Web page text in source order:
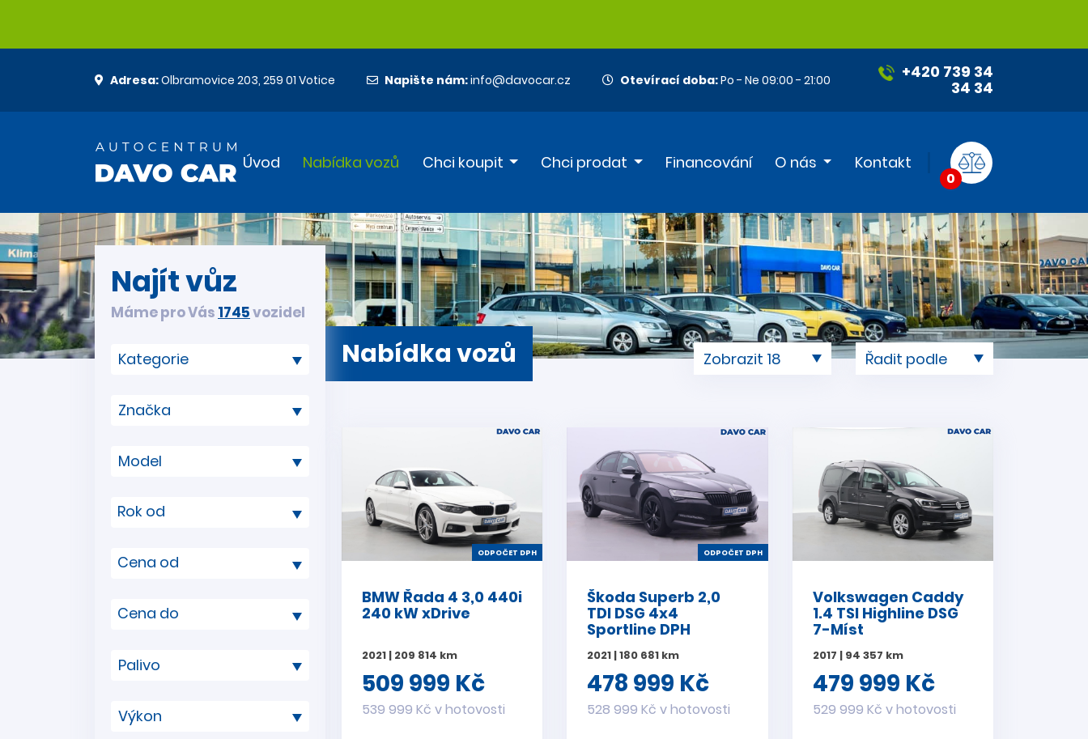
Adresa:Olbramovice 203, 259 01 Votice Napište nám:info@davocar.cz Otevírací doba:Po - Ne 09:00 - 21:00 +420 739 34
34 34
Úvod Nabídka vozů Chci koupit Chci prodat Financování O nás Kontakt
0
Nabídka vozů
Najít vůz
Máme pro Vás 1745vozidel
Rok od
Cena od
Cena do
ODPOČET DPH
BMW Řada 4 3,0 440i
240 kW xDrive
2021 | 209 814 km
509 999 Kč
539 999 Kč v hotovosti
ODPOČET DPH
Škoda Superb 2,0
TDI DSG 4x4
Sportline DPH
2021 | 180 681 km
478 999 Kč
528 999 Kč v hotovosti
Volkswagen Caddy
1.4 TSI Highline DSG
7-Míst
2017 | 94 357 km
479 999 Kč
529 999 Kč v hotovosti